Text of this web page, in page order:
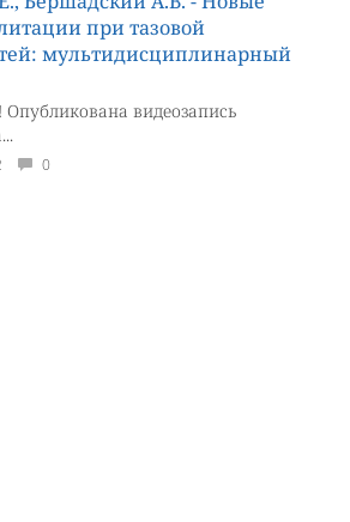
при тазовой
мультидисциплинарный
видеозапись
0